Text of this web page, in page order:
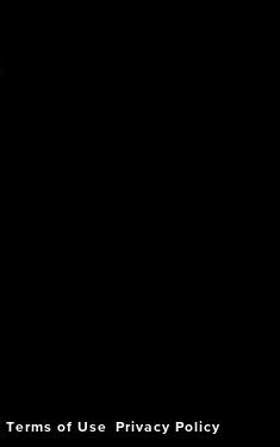
Terms of Use Privacy Policy